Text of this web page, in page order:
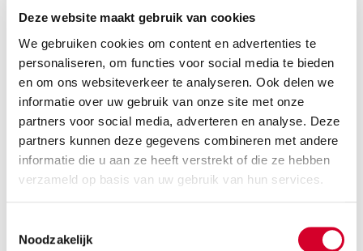
Deze website maakt gebruik van cookies
We gebruiken cookies om content en advertenties te
personaliseren, om functies voor social media te bieden
en om ons websiteverkeer te analyseren. Ook delen we
informatie over uw gebruik van onze site met onze
partners voor social media, adverteren en analyse. Deze
partners kunnen deze gegevens combineren met andere
informatie die u aan ze heeft verstrekt of die ze hebben
verzameld op basis van uw gebruik van hun services.
Noodzakelijk
Kies datum Kies tijd
Let op:1 huurdag = 24u na ophaaltijd
Inleveren
Kies datum Kies tijd
Extra wensen?
2